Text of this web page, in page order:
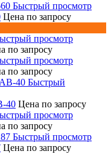
Быстрый просмотр
Цена по запросу
просмотр
по запросу
просмотр
по запросу
Быстрый
40 Цена по запросу
просмотр
по запросу
Быстрый просмотр
Цена по запросу